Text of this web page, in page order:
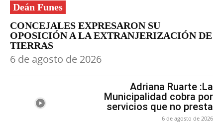
Deán Funes
CONCEJALES EXPRESARON SU
OPOSICIÓN A LA EXTRANJERIZACIÓN DE
TIERRAS
6 de agosto de 2026
Adriana Ruarte :La
Municipalidad cobra por
servicios que no presta
6 de agosto de 2026